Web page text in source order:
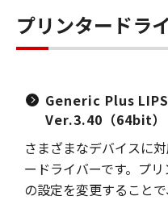
プリンタードラ
Generic Plus
Ver.3.40（64bit）
さまざまなデバイスに
ードライバーです。プ
の設定を変更すること